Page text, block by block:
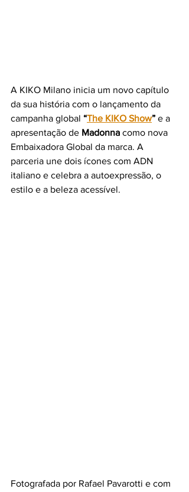
A KIKO Milano inicia um novo capítulo
da sua história com o lançamento da
campanha global “The KIKO Show” e a
apresentação de Madonna como nova
Embaixadora Global da marca. A
parceria une dois ícones com ADN
italiano e celebra a autoexpressão, o
estilo e a beleza acessível.
Fotografada por Rafael Pavarotti e com